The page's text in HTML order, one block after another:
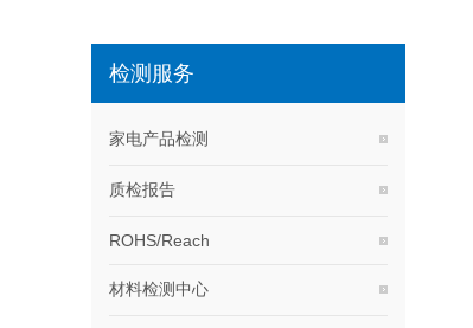
检测服务
家电产品检测
质检报告
ROHS/Reach
材料检测中心